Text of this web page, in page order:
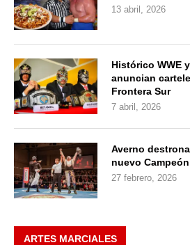
13 abril, 2026
Histórico WWE
anuncian
Frontera Sur
7 abril, 2026
Averno
nuevo
27 febrero, 2026
ARTES MARCIALES